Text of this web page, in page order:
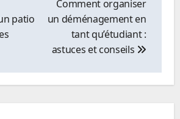
patio
Comment organiser
un déménagement en
tant qu’étudiant :
astuces et conseils